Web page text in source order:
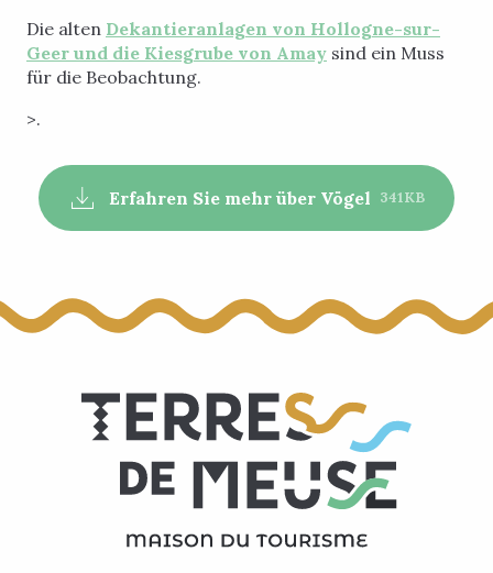
Die alten Dekantieranlagen von Hollogne-sur-
Geer und die Kiesgrube von Amay sind ein Muss
für die Beobachtung.
>.
Erfahren Sie mehr über Vögel 341KB